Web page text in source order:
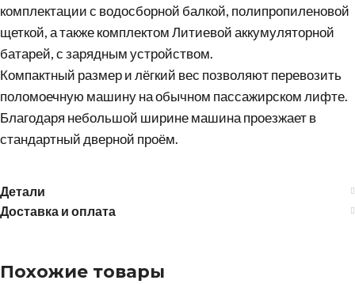
комплектации с водосборной балкой, полипропиленовой
щеткой, а также комплектом Литиевой аккумуляторной
батарей, с зарядным устройством.
Компактный размер и лёгкий вес позволяют перевозить
поломоечную машину на обычном пассажирском лифте.
Благодаря небольшой ширине машина проезжает в
стандартный дверной проём.
Детали
Доставка и оплата
Похожие товары